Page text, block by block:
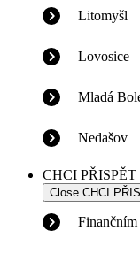
Litomyšl
Lovosice
Mladá
Nedašov
CHCI PŘISPĚT
Close CHCI
Finančním